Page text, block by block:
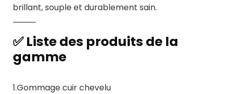
brillant, souple et durablement sain.
⸻
✅ Liste des produits de la
gamme
1.Gommage cuir chevelu